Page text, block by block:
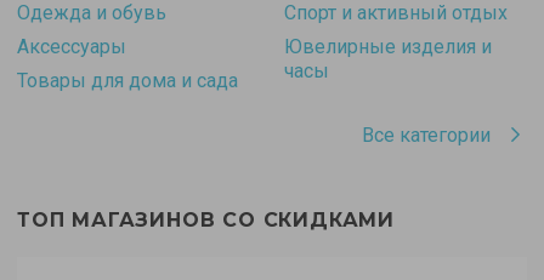
Одежда и обувь
Аксессуары
Товары для дома и сада
Спорт и активный отдых
Ювелирные изделия и
часы
Все категории
ТОП МАГАЗИНОВ СО СКИДКАМИ